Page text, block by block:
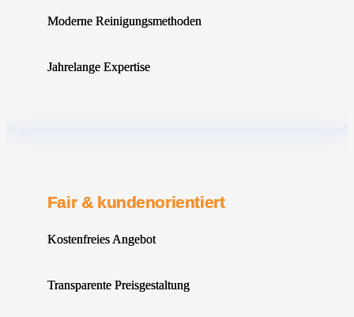
Moderne Reinigungsmethoden
Jahrelange Expertise
Fair & kundenorientiert
Kostenfreies Angebot
Transparente Preisgestaltung